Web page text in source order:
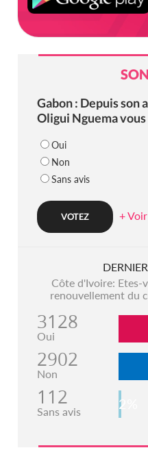
Gabon : Depuis son
Oligui Nguema
Oui
Non
Sans avis
+
Côte d'Ivoire: Etes-
renouvellement du
3128
Oui
2902
Non
112
Sans avis 2%